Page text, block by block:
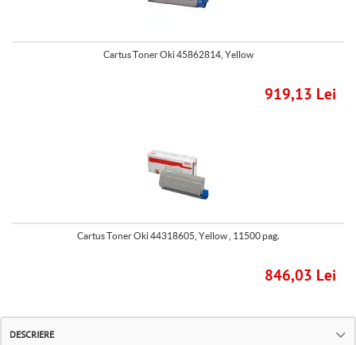
Cartus Toner Oki 45862814, Yellow
919,13 Lei
Cartus Toner Oki 44318605, Yellow , 11500 pag.
846,03 Lei
DESCRIERE